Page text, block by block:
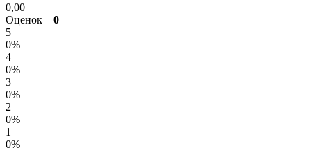
0,00
Оценок – 0
5
0%
4
0%
3
0%
2
0%
1
0%